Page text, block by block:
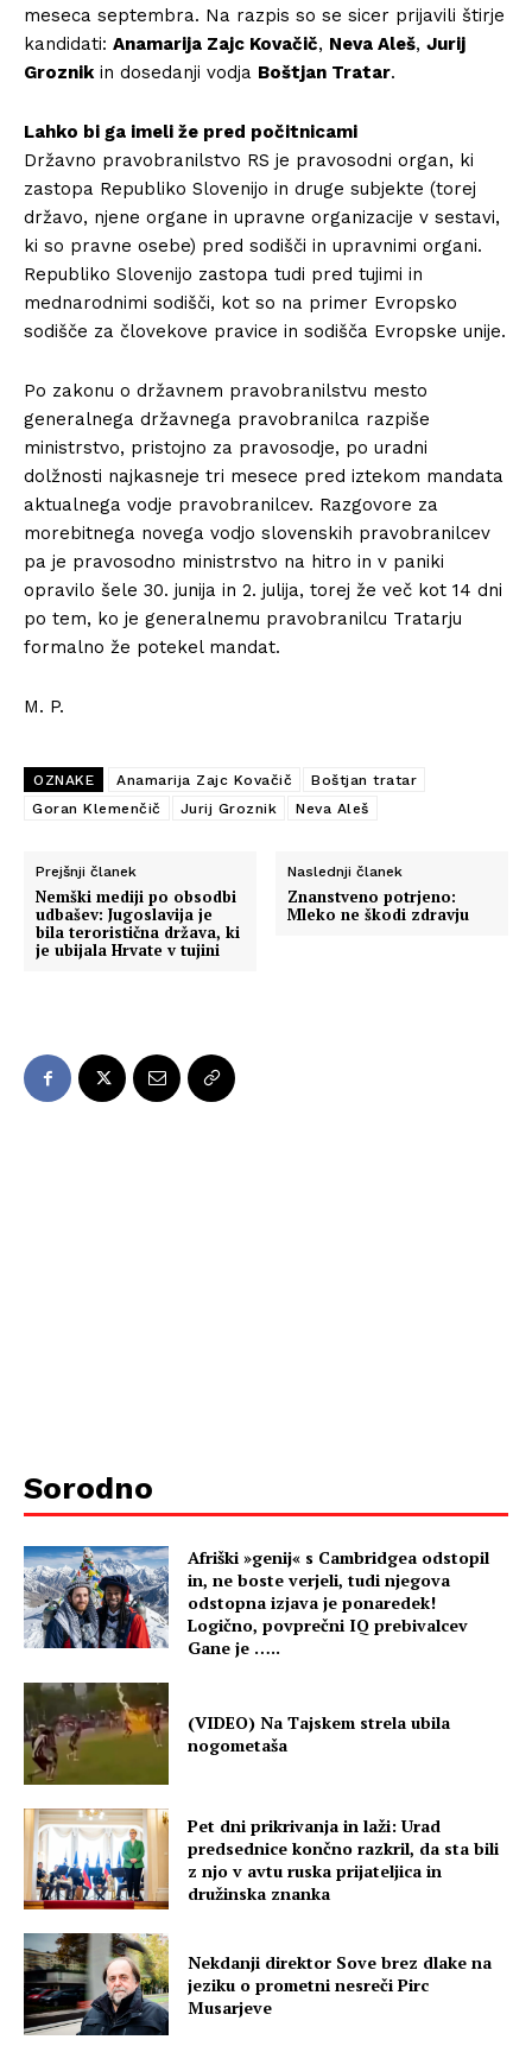
meseca septembra. Na razpis so se sicer prijavili štirje
kandidati: Anamarija Zajc Kovačič, Neva Aleš, Jurij
Groznikin dosedanji vodja Boštjan Tratar.
Lahko bi ga imeli že pred počitnicami
Državno pravobranilstvo RS je pravosodni organ, ki
zastopa Republiko Slovenijo in druge subjekte (torej
državo, njene organe in upravne organizacije v sestavi,
ki so pravne osebe) pred sodišči in upravnimi organi.
Republiko Slovenijo zastopa tudi pred tujimi in
mednarodnimi sodišči, kot so na primer Evropsko
sodišče za človekove pravice in sodišča Evropske unije.
Po zakonu o državnem pravobranilstvu mesto
generalnega državnega pravobranilca razpiše
ministrstvo, pristojno za pravosodje, po uradni
dolžnosti najkasneje tri mesece pred iztekom mandata
aktualnega vodje pravobranilcev. Razgovore za
morebitnega novega vodjo slovenskih pravobranilcev
pa je pravosodno ministrstvo na hitro in v paniki
opravilo šele 30. junija in 2. julija, torej že več kot 14 dni
po tem, ko je generalnemu pravobranilcu Tratarju
formalno že potekel mandat.
M. P.
OZNAKE Anamarija Zajc Kovačič
Boštjan tratar
Goran Klemenčič
Jurij Groznik Neva Aleš
Prejšnji članek
Nemški mediji po obsodbi
udbašev: Jugoslavija je
bila teroristična država, ki
je ubijala Hrvate v tujini
Naslednji članek
Znanstveno potrjeno:
Mleko ne škodi zdravju
Sorodno
Afriški »genij« s Cambridgea odstopil
in, ne boste verjeli, tudi njegova
odstopna izjava je ponaredek!
Logično, povprečni IQ prebivalcev
Gane je …..
(VIDEO) Na Tajskem strela ubila
nogometaša
Pet dni prikrivanja in laži: Urad
predsednice končno razkril, da sta bili
z njo v avtu ruska prijateljica in
družinska znanka
Nekdanji direktor Sove brez dlake na
jeziku o prometni nesreči Pirc
Musarjeve